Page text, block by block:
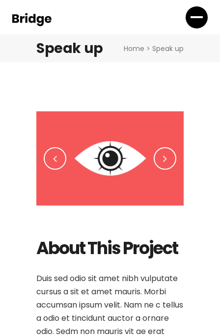
Speak up Home > Speak up
About This Project
Duis sed odio sit amet nibh vulputate
cursus a sit et amet mauris. Morbi
accumsan ipsum velit. Nam ne c tellus
a odio et tincidunt auctor a ornare
odio. Sedm non mauris vit ae erat